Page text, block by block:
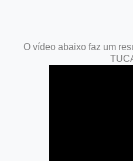
O vídeo abaixo faz um